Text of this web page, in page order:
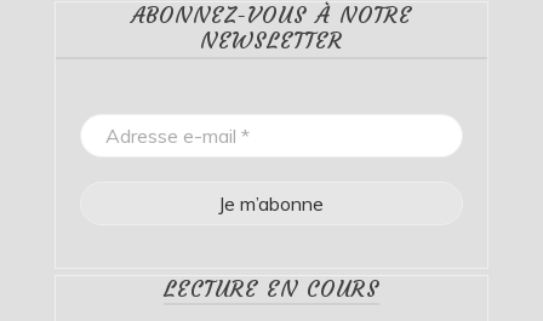
ABONNEZ-VOUS À NOTRE
NEWSLETTER
LECTURE EN COURS